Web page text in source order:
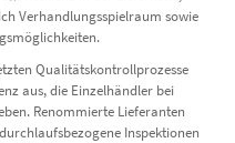
Verhandlungsspielraum sowie
Qualitätskontrollprozesse
aus, die Einzelhändler bei
Renommierte Lieferanten
Inspektionen